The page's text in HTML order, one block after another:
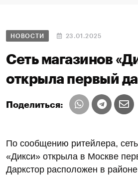
НОВОСТИ 23.01.2025
Сеть магазинов
открыла первый
Поделиться:
По сообщению ритейлера,
«Дикси» открыла в Москве
Даркстор расположен в